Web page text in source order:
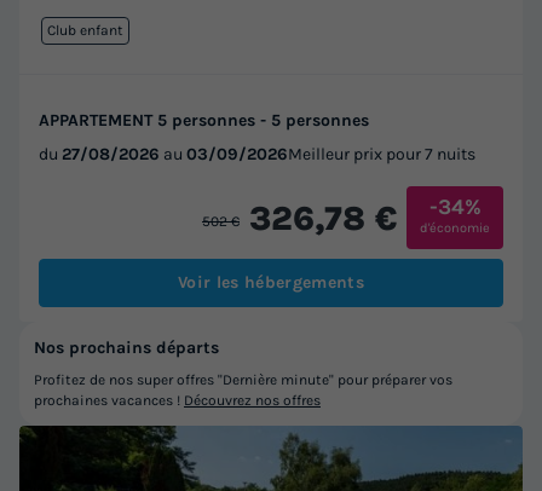
Club enfant
APPARTEMENT 5 personnes - 5 personnes
du 27/08/2026 au 03/09/2026Meilleur prix pour 7 nuits
502 € 326,78 € -34%
d'économie
Voir les hébergements
Nos prochains départs
Profitez de nos super offres "Dernière minute" pour préparer vos
prochaines vacances ! Découvrez nos offres